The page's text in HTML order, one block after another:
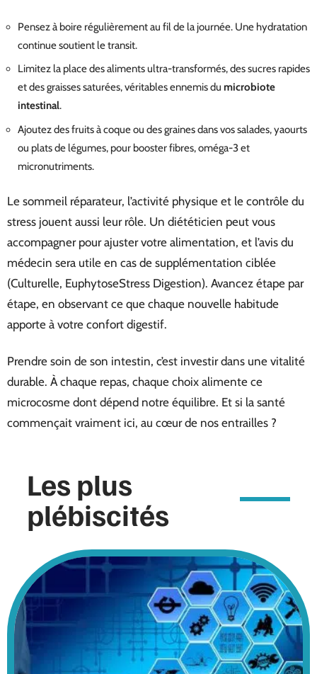
Pensez à boire régulièrement au fil de la journée. Une hydratation
continue soutient le transit.
Limitez la place des aliments ultra-transformés, des sucres rapides
et des graisses saturées, véritables ennemis du microbiote
intestinal.
Ajoutez des fruits à coque ou des graines dans vos salades, yaourts
ou plats de légumes, pour booster fibres, oméga-3 et
micronutriments.
Le sommeil réparateur, l’activité physique et le contrôle du
stress jouent aussi leur rôle. Un diététicien peut vous
accompagner pour ajuster votre alimentation, et l’avis du
médecin sera utile en cas de supplémentation ciblée
(Culturelle, EuphytoseStress Digestion). Avancez étape par
étape, en observant ce que chaque nouvelle habitude
apporte à votre confort digestif.
Prendre soin de son intestin, c’est investir dans une vitalité
durable. À chaque repas, chaque choix alimente ce
microcosme dont dépend notre équilibre. Et si la santé
commençait vraiment ici, au cœur de nos entrailles ?
Les plus
plébiscités